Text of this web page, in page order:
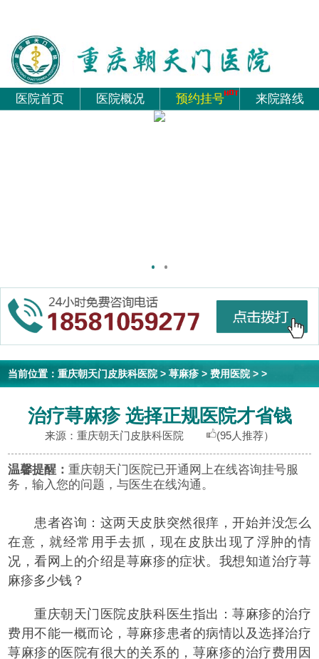
医院首页 医院概况 预约挂号 来院路线
当前位置：重庆朝天门皮肤科医院>荨麻疹 >费用医院> >
治疗荨麻疹 选择正规医院才省钱
来源：重庆朝天门皮肤科医院 (95人推荐）
温馨提醒：重庆朝天门医院已开通网上在线咨询挂号服
务，输入您的问题，与医生在线沟通。
患者咨询：这两天皮肤突然很痒，开始并没怎么
在意，就经常用手去抓，现在皮肤出现了浮肿的情
况，看网上的介绍是荨麻疹的症状。我想知道治疗荨
麻疹多少钱？
重庆朝天门医院皮肤科医生指出：荨麻疹的治疗
费用不能一概而论，荨麻疹患者的病情以及选择治疗
荨麻疹的医院有很大的关系的，荨麻疹的治疗费用因